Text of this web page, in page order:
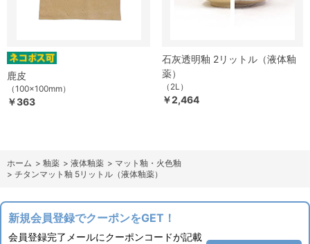
鹿皮
（100×100mm）
￥363
石灰透明釉 2リットル（液体釉
薬）
（2L）
￥2,464
ホーム > 釉薬 > 液体釉薬 > マット釉・火色釉
> チタンマット釉 5リットル（液体釉薬）
新規会員登録でクーポンをGET！
会員登録完了メールにクーポンコードが記載